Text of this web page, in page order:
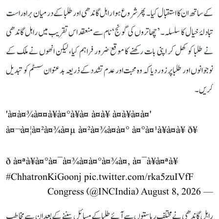
کے ساتھ ان کا استقبال کیا۔ پھر شروع ہوا راہل گاندھی اور طلبا کے درمیان براہ راست
تبادلۂ خیال کا سلسلہ۔ ’چھاتروں کی گونج‘ نام سے منعقد اس تقریب میں راہل گاندھی
نے طلبا کو کھل کر اپنی بات رکھنے کا موقع ضرور فراہم کیا، لیکن انھوں نے ملک کے
نوجوانوں اور طلبا پر زور دیا کہ وہ محبت اور عدم تشدد کے ذریعہ بدعنوان سسٹم کو تبدیل
کریں۔
'à¤à¤¾à¤¤à¥à¤°à¥à¤ à¤à¥ à¤à¥à¤à¤'
à¤¬à¤¦à¤²à¤¾à¤µ à¤²à¤¾à¤à¤° à¤°à¤¹à¥à¤à¥ ð¥
ð à¤ªà¥à¤°à¤¯à¤¾à¤à¤°à¤¾à¤, à¤¯à¥à¤ªà¥
#ChhatronKiGoonj pic.twitter.com/rka5zuIVfF
— Congress (@INCIndia)
August 8, 2026